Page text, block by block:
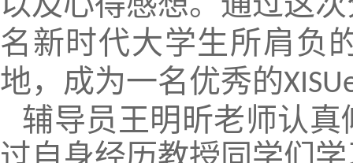
名新时代大学生所肩负
地，成为一名优秀的
辅导员王明昕老师认